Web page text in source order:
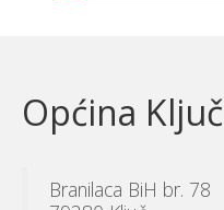
Općina Ključ
Branilaca BiH br. 78